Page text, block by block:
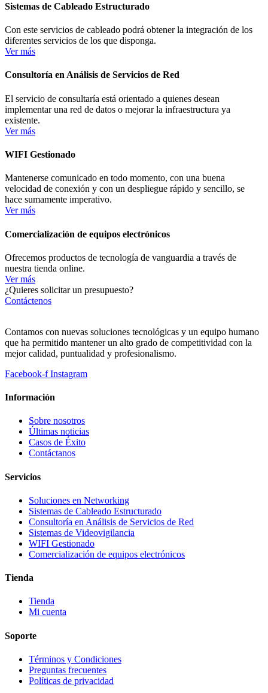
Sistemas de Cableado Estructurado
Con este servicios de cableado podrá obtener la integración de los
diferentes servicios de los que disponga.
Ver más
Consultoría en Análisis de Servicios de Red
El servicio de consultaría está orientado a quienes desean
implementar una red de datos o mejorar la infraestructura ya
existente.
Ver más
WIFI Gestionado
Mantenerse comunicado en todo momento, con una buena
velocidad de conexión y con un despliegue rápido y sencillo, se
hace sumamente imperativo.
Ver más
Comercialización de equipos electrónicos
Ofrecemos productos de tecnología de vanguardia a través de
nuestra tienda online.
Ver más
¿Quieres solicitar un presupuesto?
Contáctenos
Contamos con nuevas soluciones tecnológicas y un equipo humano
que ha permitido mantener un alto grado de competitividad con la
mejor calidad, puntualidad y profesionalismo.
Facebook-f Instagram
Información
Sobre nosotros
Últimas noticias
Casos de Éxito
Contáctanos
Servicios
Soluciones en Networking
Sistemas de Cableado Estructurado
Consultoría en Análisis de Servicios de Red
Sistemas de Videovigilancia
WIFI Gestionado
Comercialización de equipos electrónicos
Tienda
Tienda
Mi cuenta
Soporte
Términos y Condiciones
Preguntas frecuentes
Políticas de privacidad